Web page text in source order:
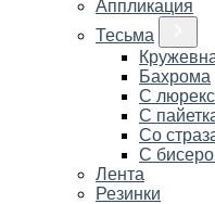
Аппликация
Тесьма
Бахрома
С
С
Со
С
Лента
Резинки